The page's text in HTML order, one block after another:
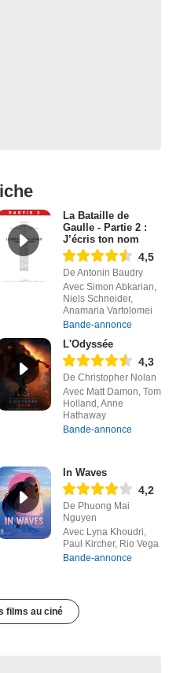
La Bataille de
Gaulle - Partie 2 :
J’écris ton nom
4,5
De Antonin Baudry
Avec Simon Abkarian,
Niels Schneider,
Anamaria Vartolomei
Bande-annonce
L'Odyssée
4,3
De Christopher Nolan
Avec Matt Damon, Tom
Holland, Anne
Hathaway
Bande-annonce
In Waves
4,2
De Phuong Mai
Nguyen
Avec Lyna Khoudri,
Paul Kircher, Rio Vega
Bande-annonce
films au ciné